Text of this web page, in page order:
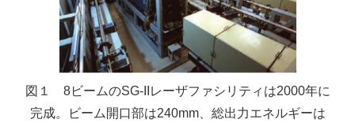
図１ 8ビームのSG-IIレーザファシリティは2000年に
完成。ビーム開口部は240mm、総出力エネルギーは